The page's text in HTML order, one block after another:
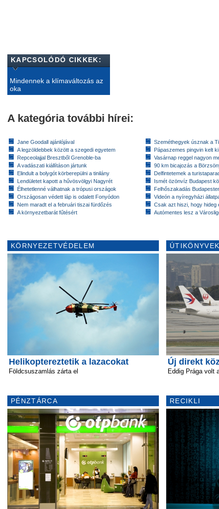
KAPCSOLÓDÓ CIKKEK:
Mindennek a klímaváltozás az
oka
A kategória további hírei:
Jane Goodall ajánlójával
A legzöldebbek között a szegedi egyetem
Repceolajjal Bresztből Grenoble-ba
A vadászati kiállításon jártunk
Elindult a bolygót körberepülni a tinilány
Lendületet kapott a hűvösvölgyi Nagyrét
Élhetetlenné válhatnak a trópusi országok
Országosan védett láp is odalett Fonyódon
Nem maradt el a februári tiszai fürdőzés
A környezetbarát fűtésért
Szeméthegyek úsznak a
Pápaszemes pingvin kelt
Vasárnap reggel nagyon
90 km bicajozás a
Delfintetemek a
Ismét özönvíz Budapest
Felhőszakadás
Videón a nyíregyházi
Csak azt hiszi, hogy hideg
Autómentes lesz a
KÖRNYEZETVÉDELEM
Helikoptereztetik a lazacokat
Földcsuszamlás zárta el
PÉNZTÁRCA
Új direkt
Eddig Prága volt
RECIKLI